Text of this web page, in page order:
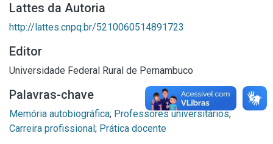
Lattes da Autoria
http://lattes.cnpq.br/5210060514891723
Editor
Universidade Federal Rural de Pernambuco
Palavras-chave
Memória autobiográfica; Professores universitários;
Carreira profissional; Prática docente